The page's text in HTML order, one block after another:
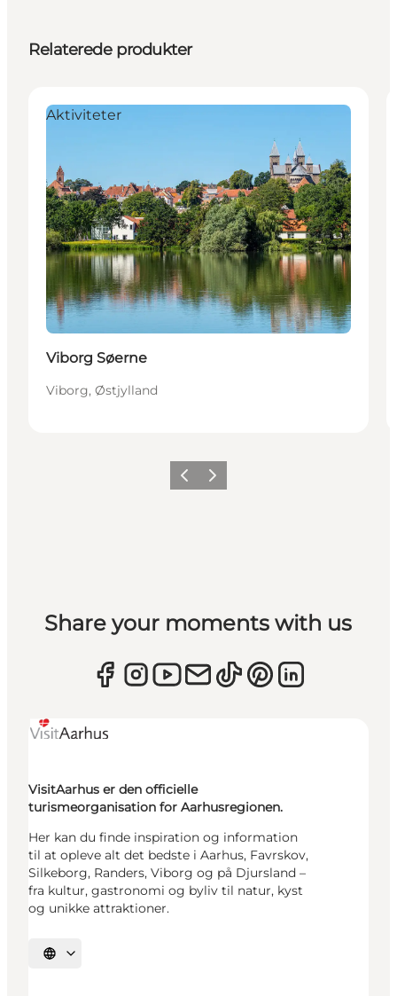
Relaterede produkter
Aktiviteter
Viborg Søerne
Viborg, Østjylland
ForrigeNæste
Share your moments with us
VisitAarhus er den officielle
turismeorganisation for Aarhusregionen.
Her kan du finde inspiration og information
til at opleve alt det bedste i Aarhus, Favrskov,
Silkeborg, Randers, Viborg og på Djursland –
fra kultur, gastronomi og byliv til natur, kyst
og unikke attraktioner.
Vælg sprog